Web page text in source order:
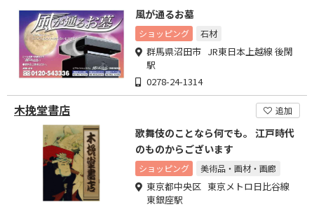
風が通るお墓
ショッピング 石材
群馬県沼田市 JR東日本上越線 後閑
駅
0278-24-1314
木挽堂書店 追加
歌舞伎のことなら何でも。 江戸時代
のものからございます
ショッピング 美術品・画材・画廊
東京都中央区 東京メトロ日比谷線
東銀座駅